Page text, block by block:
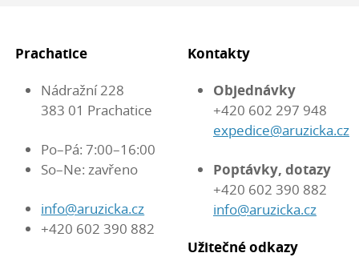
Prachatice
Nádražní 228
383 01 Prachatice
Po–Pá: 7:00–16:00
So–Ne: zavřeno
info@aruzicka.cz
+420 602 390 882
Kontakty
Objednávky
+420 602 297 948
expedice@aruzicka.cz
Poptávky, dotazy
+420 602 390 882
info@aruzicka.cz
Užitečné odkazy